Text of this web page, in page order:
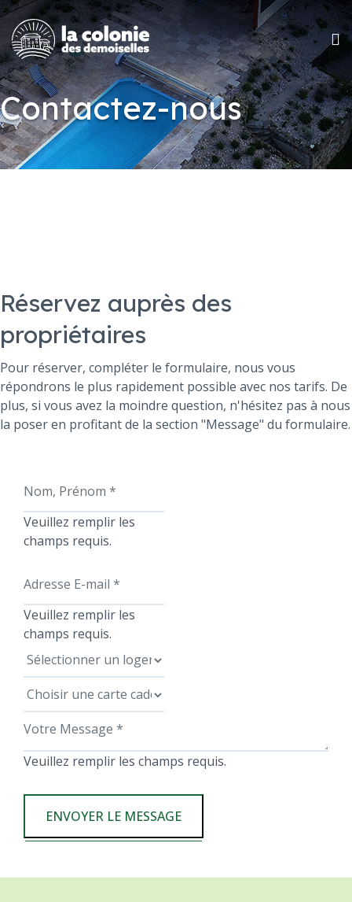
Contactez-nous
Réservez auprès des
propriétaires
Pour réserver, compléter le formulaire, nous vous
répondrons le plus rapidement possible avec nos tarifs. De
plus, si vous avez la moindre question, n'hésitez pas à nous
la poser en profitant de la section "Message" du formulaire.
Nom, Prénom *
Veuillez remplir les
champs requis.
Adresse E-mail *
Veuillez remplir les
champs requis.
Veuillez remplir les champs requis.
ENVOYER LE MESSAGE